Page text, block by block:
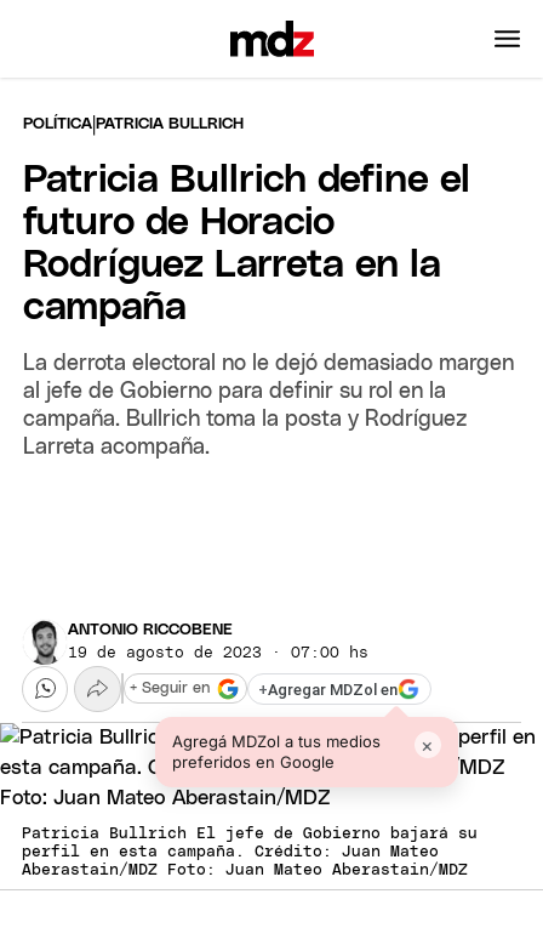
POLÍTICA |PATRICIA BULLRICH
Patricia Bullrich define el
futuro de Horacio
Rodríguez Larreta en la
campaña
La derrota electoral no le dejó demasiado margen
al jefe de Gobierno para definir su rol en la
campaña. Bullrich toma la posta y Rodríguez
Larreta acompaña.
ANTONIO RICCOBENE
19 de agosto de 2023 · 07:00 hs
+Agregar MDZol en
Agregá MDZol a tus medios
preferidos en Google
×
+ Seguir en
Patricia Bullrich El jefe de Gobierno bajará su
perfil en esta campaña. Crédito: Juan Mateo
Aberastain/MDZ Foto: Juan Mateo Aberastain/MDZ